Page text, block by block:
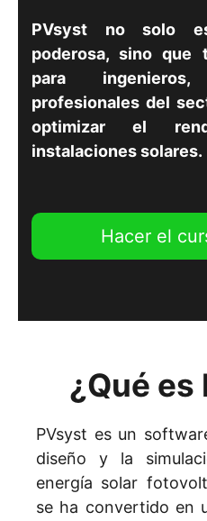
PVsyst no solo
poderosa, sino que
para
profesionales del
optimizar el
instalaciones solares.
Hacer el
¿Qué es
PVsyst es un
diseño y la
energía solar
se ha convertido en